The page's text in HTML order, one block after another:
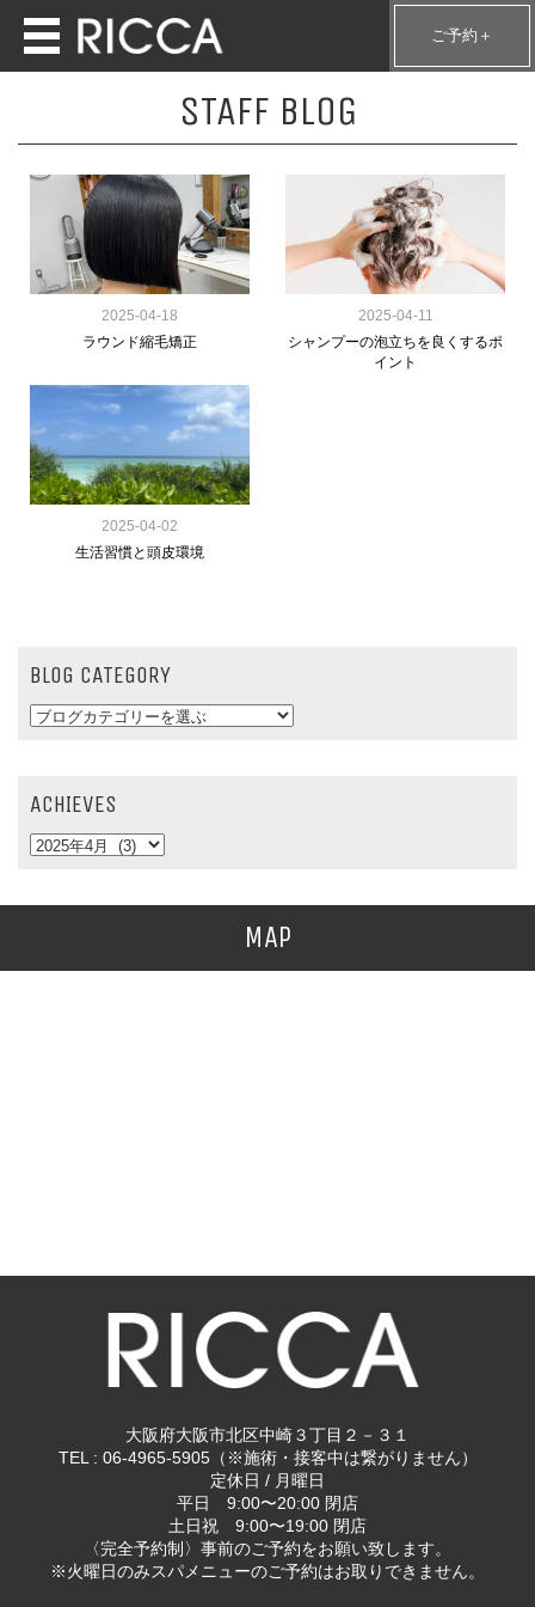
ご予約＋
STAFF BLOG
2025-04-18
ラウンド縮毛矯正
2025-04-11
シャンプーの泡立ちを良くするポ
イント
2025-04-02
生活習慣と頭皮環境
BLOG CATEGORY
ACHIEVES
MAP
大阪府大阪市北区中崎３丁目２－３１
TEL : 06-4965-5905（※施術・接客中は繋がりません）
定休日 / 月曜日
平日 9:00〜20:00 閉店
土日祝 9:00〜19:00 閉店
〈完全予約制〉事前のご予約をお願い致します。
※火曜日のみスパメニューのご予約はお取りできません。